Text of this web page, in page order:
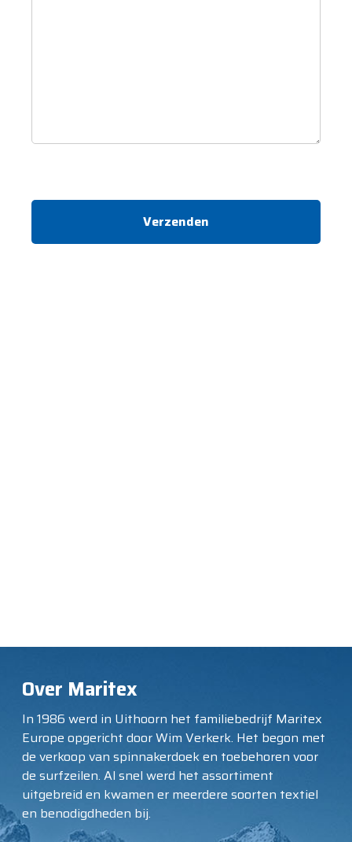
Over Maritex
In 1986 werd in Uithoorn het familiebedrijf Maritex
Europe opgericht door Wim Verkerk. Het begon met
de verkoop van spinnakerdoek en toebehoren voor
de surfzeilen. Al snel werd het assortiment
uitgebreid en kwamen er meerdere soorten textiel
en benodigdheden bij.